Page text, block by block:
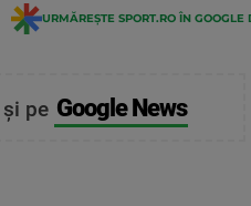
URMĂREȘTE SPORT.RO ÎN GOOGLE
și pe Google News